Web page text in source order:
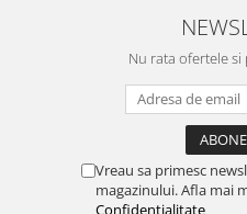
Nu rata ofertele
Vreau sa primesc
magazinului. Afla mai